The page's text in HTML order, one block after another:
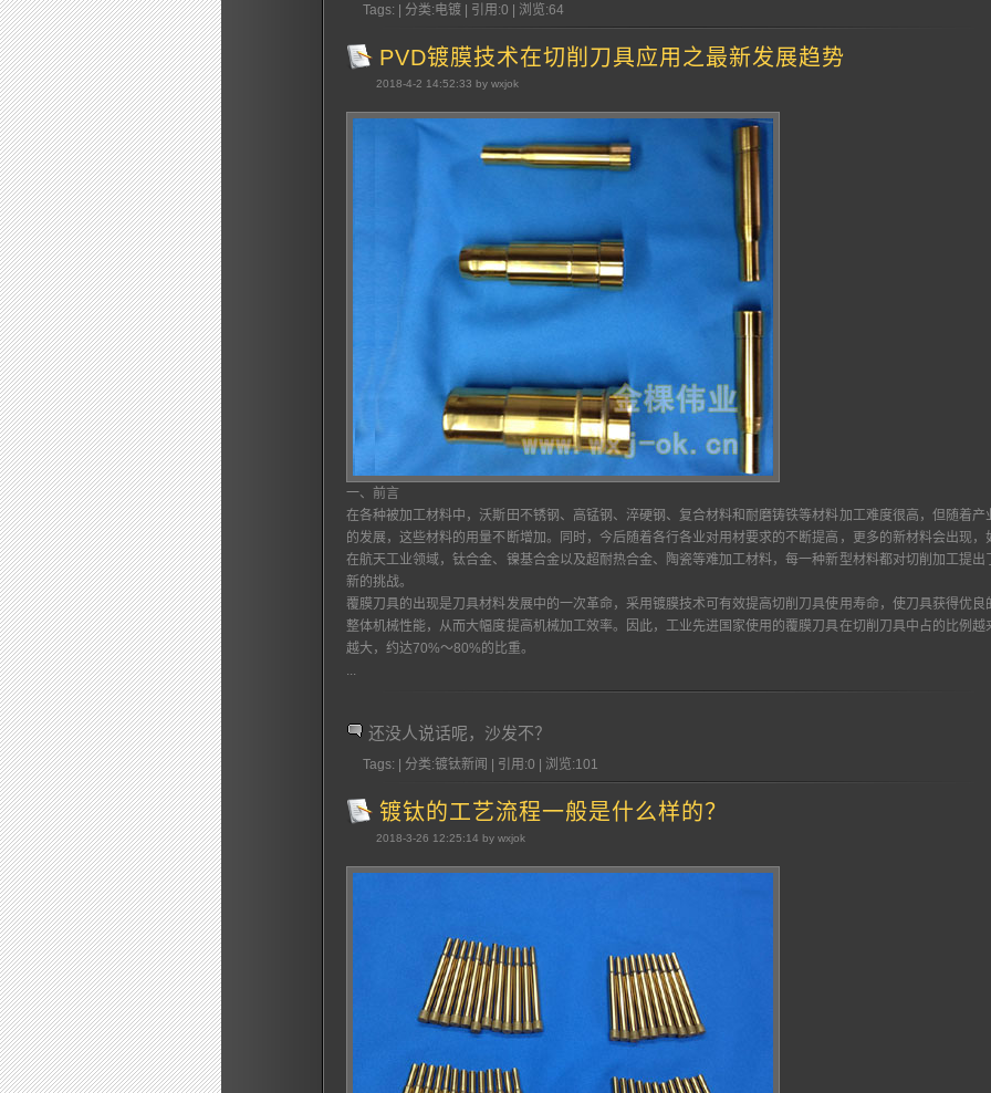
Tags: | 分类:电镀 | 引用:0 | 浏览:64
PVD镀膜技术在切削刀具应用之最新发展趋势
2018-4-2 14:52:33 by wxjok
一、前言
在各种被加工材料中，沃斯田不锈钢、高锰钢、淬硬钢、复合材料和耐磨铸铁等材料加工难度很高，但随着产
的发展，这些材料的用量不断增加。同时，今后随着各行各业对用材要求的不断提高，更多的新材料会出现，
在航天工业领域，钛合金、镍基合金以及超耐热合金、陶瓷等难加工材料，每一种新型材料都对切削加工提出
新的挑战。
覆膜刀具的出现是刀具材料发展中的一次革命，采用镀膜技术可有效提高切削刀具使用寿命，使刀具获得优良
整体机械性能，从而大幅度提高机械加工效率。因此，工业先进国家使用的覆膜刀具在切削刀具中占的比例越
越大，约达70%～80%的比重。
还没人说话呢，沙发不？
Tags: | 分类:镀钛新闻 | 引用:0 | 浏览:101
镀钛的工艺流程一般是什么样的？
2018-3-26 12:25:14 by wxjok